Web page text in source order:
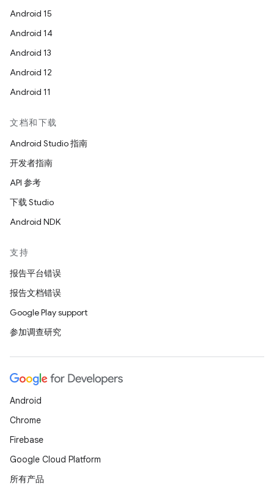
Android 15
Android 14
Android 13
Android 12
Android 11
文档和下载
Android Studio 指南
开发者指南
API 参考
下载 Studio
Android NDK
支持
报告平台错误
报告文档错误
Google Play support
参加调查研究
Android
Chrome
Firebase
Google Cloud Platform
所有产品